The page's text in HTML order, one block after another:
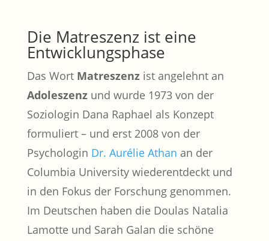
Die Matreszenz ist eine
Entwicklungsphase
Das Wort Matreszenzist angelehnt an
Adoleszenzund wurde 1973 von der
Soziologin Dana Raphael als Konzept
formuliert – und erst 2008 von der
Psychologin Dr. Aurélie Athan an der
Columbia University wiederentdeckt und
in den Fokus der Forschung genommen.
Im Deutschen haben die Doulas Natalia
Lamotte und Sarah Galan die schöne